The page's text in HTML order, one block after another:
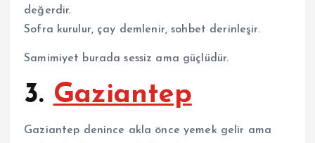
değerdir.
Sofra kurulur, çay demlenir, sohbet derinleşir.
Samimiyet burada sessiz ama güçlüdür.
3. Gaziantep
Gaziantep denince akla önce yemek gelir ama